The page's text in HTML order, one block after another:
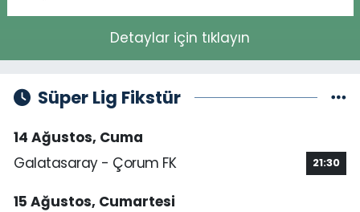
Detaylar için tıklayın
Süper Lig Fikstür
14 Ağustos, Cuma
Galatasaray - Çorum FK
21:30
15 Ağustos, Cumartesi